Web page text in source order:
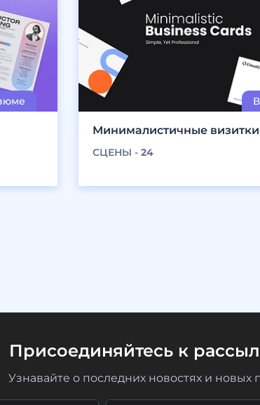
Минималистичные визитки
СЦЕНЫ -24
Присоединяйтесь к
Узнавайте о последних новостях и